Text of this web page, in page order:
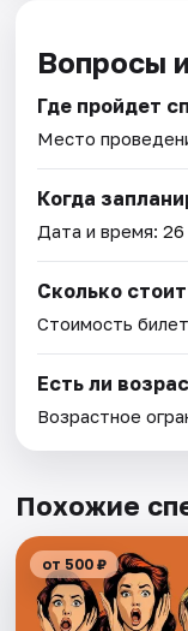
Вопросы
Где пройдет
Место
Когда
Дата и время:26
Сколько
Стоимость
Есть ли
Возрастное
Похожие
от 500 ₽